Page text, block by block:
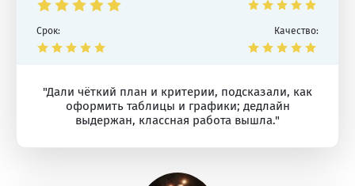
Срок: Качество:
"Дали чёткий план и критерии, подсказали, как
оформить таблицы и графики; дедлайн
выдержан, классная работа вышла."